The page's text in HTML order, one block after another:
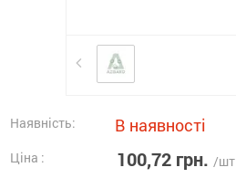
Наявність: В наявності
Ціна : 100,72 грн. /шт